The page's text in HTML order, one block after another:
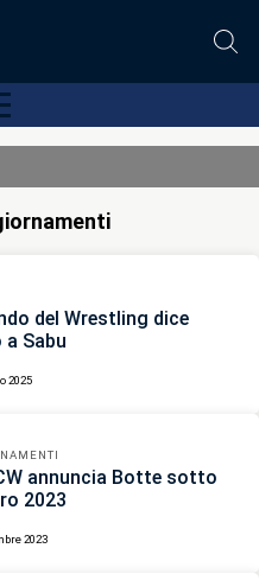
del Wrestling dice
a Sabu
2025
annuncia Botte sotto
2023
2023